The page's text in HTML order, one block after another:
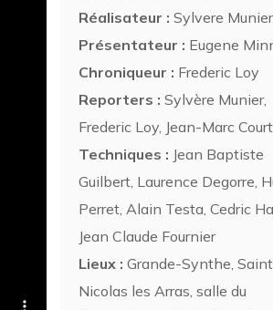
Réalisateur : Sylvere Munier
Présentateur : Eugene
Chroniqueur : Frederic Loy
Reporters : Sylvère Munier,
Frederic Loy, Jean-Marc
Techniques : Jean Baptiste
Guilbert, Laurence Degorre,
Perret, Alain Testa, Cedric
Jean Claude Fournier
Lieux : Grande-Synthe, Saint
Nicolas les Arras, salle du